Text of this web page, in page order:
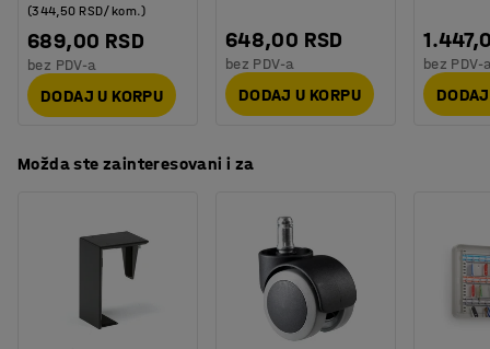
689,00 RSD
(344,50 RSD/kom.)
bez PDV-a
DODAJ U KORPU
648,00 RSD
bez PDV-a
DODAJ U KORPU
bez PDV-
Možda ste zainteresovani i za